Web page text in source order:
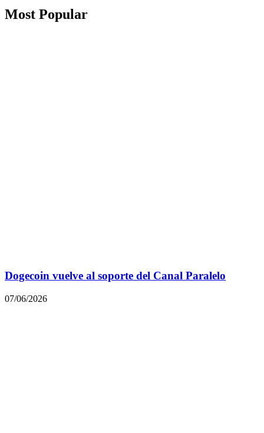
Most Popular
Dogecoin vuelve al soporte del Canal Paralelo
07/06/2026